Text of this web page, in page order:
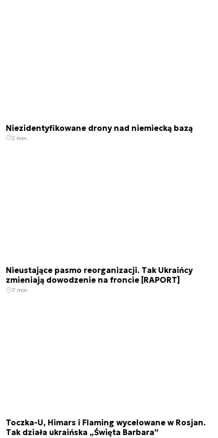
Niezidentyfikowane drony nad niemiecką bazą
2 min.
Nieustające pasmo reorganizacji. Tak Ukraińcy
zmieniają dowodzenie na froncie [RAPORT]
7 min.
Toczka-U, Himars i Flaming wycelowane w Rosjan.
Tak działa ukraińska „Święta Barbara”